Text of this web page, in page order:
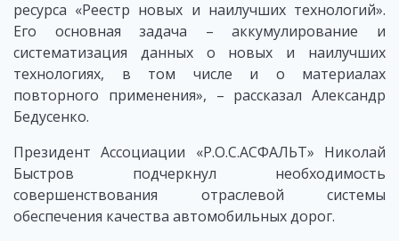
ресурса «Реестр новых и наилучших технологий».
Его основная задача – аккумулирование и
систематизация данных о новых и наилучших
технологиях, в том числе и о материалах
повторного применения», ­­– рассказал Александр
Бедусенко.
Президент Ассоциации «Р.О.С.АСФАЛЬТ» Николай
Быстров подчеркнул необходимость
совершенствования отраслевой системы
обеспечения качества автомобильных дорог.